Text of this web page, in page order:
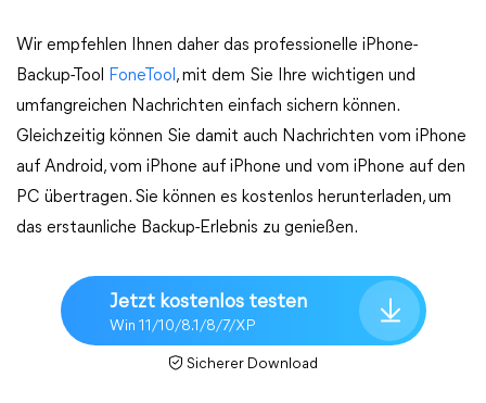
Wir empfehlen Ihnen daher das professionelle iPhone-
Backup-Tool
FoneTool , mit dem Sie Ihre wichtigen und
umfangreichen Nachrichten einfach sichern können.
Gleichzeitig können Sie damit auch Nachrichten vom iPhone
auf Android, vom iPhone auf iPhone und vom iPhone auf den
PC übertragen. Sie können es kostenlos herunterladen, um
das erstaunliche Backup-Erlebnis zu genießen.
Jetzt kostenlos testen
Win 11/10/8.1/8/7/XP
Sicherer Download